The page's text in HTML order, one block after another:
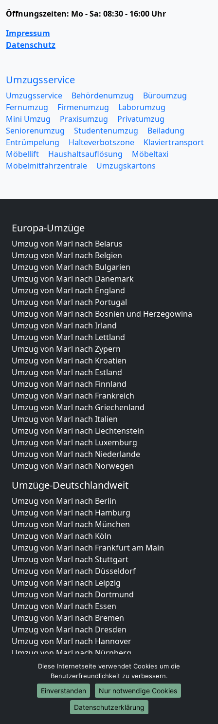
Öffnungszeiten: Mo - Sa: 08:30 - 16:00 Uhr
Impressum
Datenschutz
Umzugsservice
Umzugsservice Behördenumzug
Büroumzug
Fernumzug
Firmenumzug
Laborumzug
Mini Umzug
Praxisumzug
Privatumzug
Seniorenumzug
Studentenumzug
Beiladung
Entrümpelung
Halteverbotszone
Klaviertransport
Möbellift
Haushaltsauflösung
Möbeltaxi
Möbelmitfahrzentrale
Umzugskartons
Europa-Umzüge
Umzug von Marl nach Belarus
Umzug von Marl nach Belgien
Umzug von Marl nach Bulgarien
Umzug von Marl nach Dänemark
Umzug von Marl nach England
Umzug von Marl nach Portugal
Umzug von Marl nach Bosnien und Herzegowina
Umzug von Marl nach Irland
Umzug von Marl nach Lettland
Umzug von Marl nach Zypern
Umzug von Marl nach Kroatien
Umzug von Marl nach Estland
Umzug von Marl nach Finnland
Umzug von Marl nach Frankreich
Umzug von Marl nach Griechenland
Umzug von Marl nach Italien
Umzug von Marl nach Liechtenstein
Umzug von Marl nach Luxemburg
Umzug von Marl nach Niederlande
Umzug von Marl nach Norwegen
Umzüge-Deutschlandweit
Umzug von Marl nach Berlin
Umzug von Marl nach Hamburg
Umzug von Marl nach München
Umzug von Marl nach Köln
Umzug von Marl nach Frankfurt am Main
Umzug von Marl nach Stuttgart
Umzug von Marl nach Düsseldorf
Umzug von Marl nach Leipzig
Umzug von Marl nach Dortmund
Umzug von Marl nach Essen
Umzug von Marl nach Bremen
Umzug von Marl nach Dresden
Umzug von Marl nach Hannover
Umzug von Marl nach Nürnberg
Umzug von Marl nach Duisburg
Umzug von Marl nach Bochum
Umzug von Marl nach Wuppertal
Umzug von Marl nach Bielefeld
Umzug von Marl nach Bonn
Diese Internetseite verwendet Cookies um die
Benutzerfreundlichkeit zu verbessern.
Einverstanden
Nur notwendige Cookies
Datenschutzerklärung